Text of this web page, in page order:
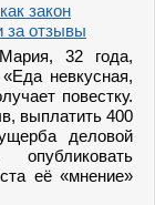
закон
за отзывы
32 года,
невкусная,
повестку.
выплатить 400
деловой
её «мнение»